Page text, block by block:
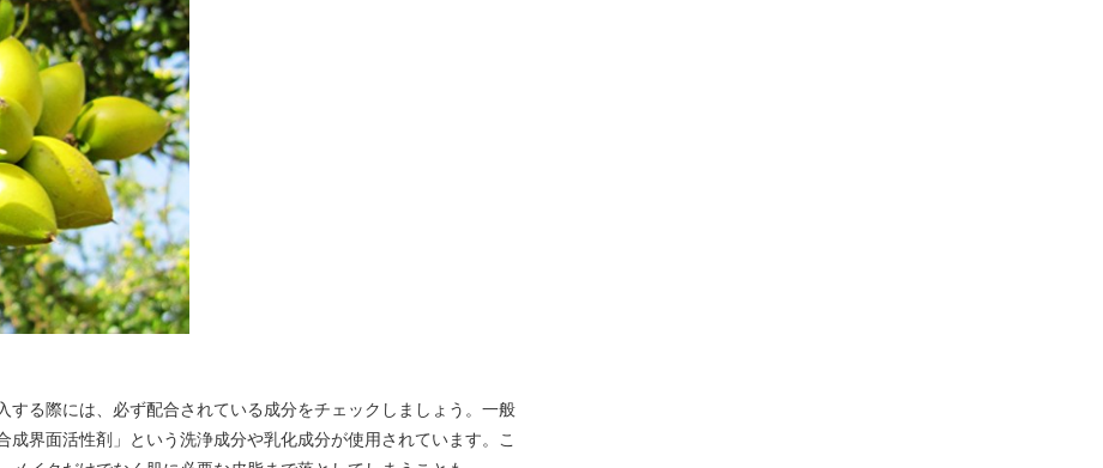
する際には、必ず配合されている成分をチェックしましょう。一般
成界面活性剤」という洗浄成分や乳化成分が使用されています。こ